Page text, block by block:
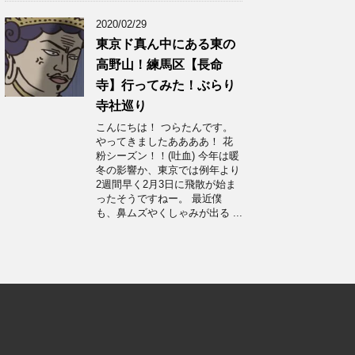
2020/02/29
東京ド真ん中にある東の
高野山！練馬区【長命
寺】行ってみた！ぶらり
寺社巡り
こんにちは！ つらたんです。
やってきましたああああ！ 花
粉シーズン！！(吐血) 今年は暖
冬の影響か、東京では例年より
2週間早く2月3日に飛散が始ま
ったそうですねー。 最近僕
も、鼻ムズやくしゃみが出る ...